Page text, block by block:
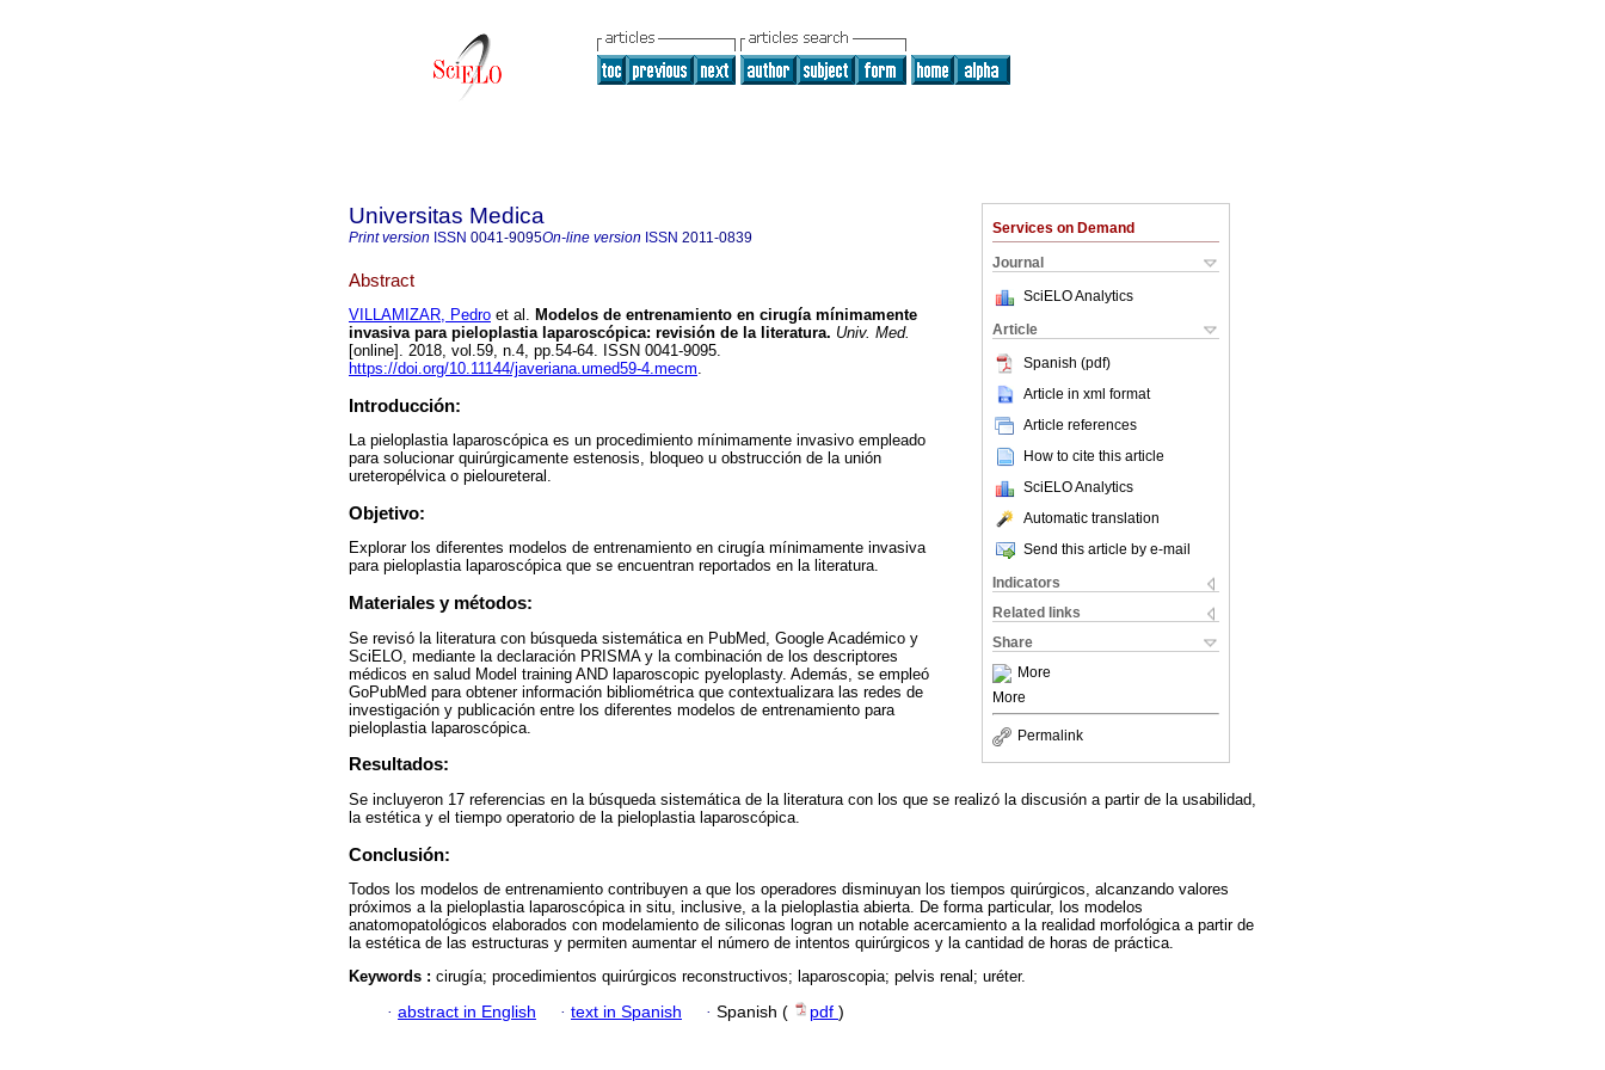
Services on Demand
Journal
SciELO Analytics
Article
Spanish (pdf)
Article in xml format
Article references
How to cite this article
SciELO Analytics
Automatic translation
Send this article by e-mail
Indicators
Related links
Share
More
More
Permalink
Universitas Medica
Print version ISSN 0041-9095On-line version ISSN 2011-0839
Abstract
VILLAMIZAR, Pedro et al. Modelos de entrenamiento en cirugía mínimamente
invasiva para pieloplastia laparoscópica: revisión de la literatura. Univ. Med.
[online]. 2018, vol.59, n.4, pp.54-64. ISSN 0041-9095.
https://doi.org/10.11144/javeriana.umed59-4.mecm.
Introducción:
La pieloplastia laparoscópica es un procedimiento mínimamente invasivo empleado
para solucionar quirúrgicamente estenosis, bloqueo u obstrucción de la unión
ureteropélvica o pieloureteral.
Objetivo:
Explorar los diferentes modelos de entrenamiento en cirugía mínimamente invasiva
para pieloplastia laparoscópica que se encuentran reportados en la literatura.
Materiales y métodos:
Se revisó la literatura con búsqueda sistemática en PubMed, Google Académico y
SciELO, mediante la declaración PRISMA y la combinación de los descriptores
médicos en salud Model training AND laparoscopic pyeloplasty. Además, se empleó
GoPubMed para obtener información bibliométrica que contextualizara las redes de
investigación y publicación entre los diferentes modelos de entrenamiento para
pieloplastia laparoscópica.
Resultados:
Se incluyeron 17 referencias en la búsqueda sistemática de la literatura con los que se realizó la discusión a partir de la usabilidad,
la estética y el tiempo operatorio de la pieloplastia laparoscópica.
Conclusión:
Todos los modelos de entrenamiento contribuyen a que los operadores disminuyan los tiempos quirúrgicos, alcanzando valores
próximos a la pieloplastia laparoscópica in situ, inclusive, a la pieloplastia abierta. De forma particular, los modelos
anatomopatológicos elaborados con modelamiento de siliconas logran un notable acercamiento a la realidad morfológica a partir de
la estética de las estructuras y permiten aumentar el número de intentos quirúrgicos y la cantidad de horas de práctica.
Keywords : cirugía; procedimientos quirúrgicos reconstructivos; laparoscopia; pelvis renal; uréter.
· abstract in English · text in Spanish · Spanish ( pdf )